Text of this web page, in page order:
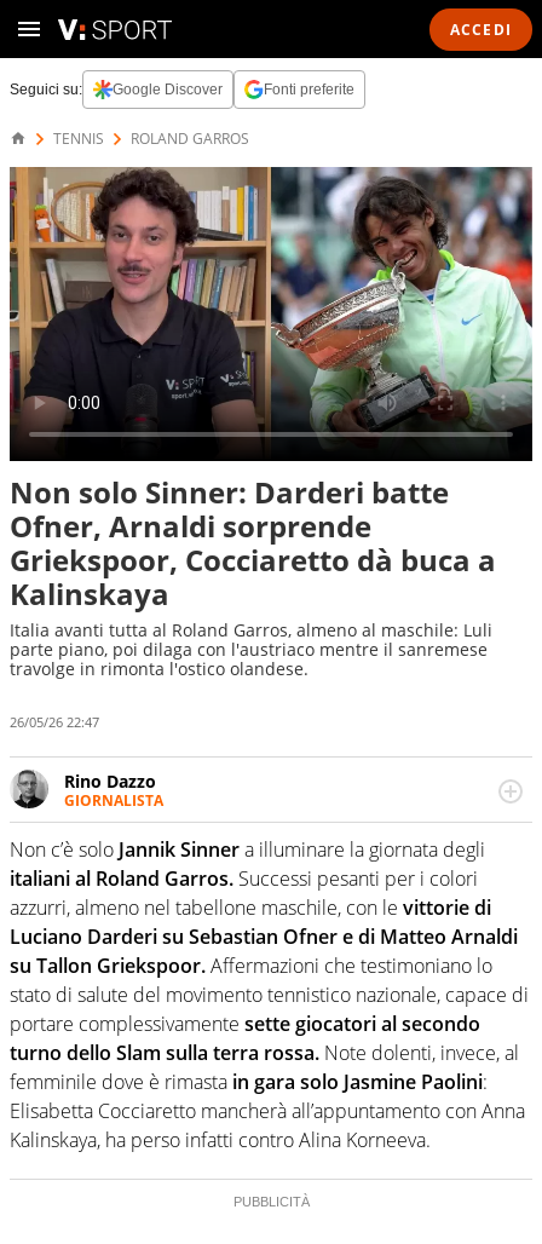
ACCEDI
Seguici su: Google Discover Fonti preferite
TENNIS ROLAND GARROS
Non solo Sinner: Darderi batte
Ofner, Arnaldi sorprende
Griekspoor, Cocciaretto dà buca a
Kalinskaya
Italia avanti tutta al Roland Garros, almeno al maschile: Luli
parte piano, poi dilaga con l'austriaco mentre il sanremese
travolge in rimonta l'ostico olandese.
26/05/26 22:47
Rino Dazzo
GIORNALISTA
Se mai ci fosse modo di traslare il glossario del calcio in
una nicchia di esperti, lui ne farebbe parte. Non si perde
una svista arbitrale né gli umori social del mondo delle
curve
Non c’è solo Jannik Sinnera illuminare la giornata degli
italiani al Roland Garros. Successi pesanti per i colori
azzurri, almeno nel tabellone maschile, con le vittorie di
Luciano Darderi su Sebastian Ofner e di Matteo Arnaldi
su Tallon Griekspoor.Affermazioni che testimoniano lo
stato di salute del movimento tennistico nazionale, capace di
portare complessivamente sette giocatori al secondo
turno dello Slam sulla terra rossa. Note dolenti, invece, al
femminile dove è rimasta in gara solo Jasmine Paolini:
Elisabetta Cocciaretto mancherà all’appuntamento con Anna
Kalinskaya, ha perso infatti contro Alina Korneeva.